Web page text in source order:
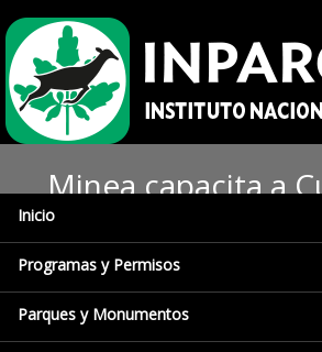
Inicio
Programas y Permisos
Parques y Monumentos
Minea capacita a
Bomberos de
capa de